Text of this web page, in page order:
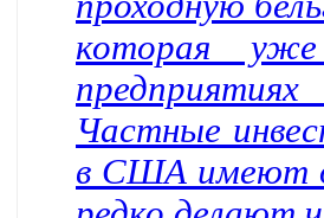
которая
Частные
в США имеют